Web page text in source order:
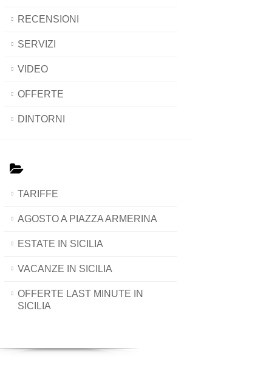
RECENSIONI
SERVIZI
VIDEO
OFFERTE
DINTORNI
TARIFFE
AGOSTO A PIAZZA ARMERINA
ESTATE IN SICILIA
VACANZE IN SICILIA
OFFERTE LAST MINUTE IN
SICILIA